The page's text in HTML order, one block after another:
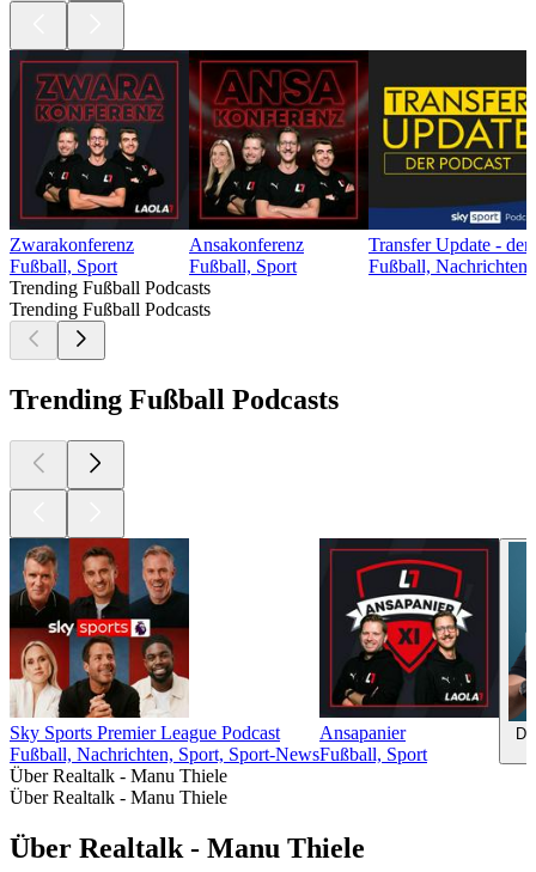
Zwarakonferenz
Fußball, Sport
Ansakonferenz
Fußball, Sport
Transfer Update - der
Fußball,
Trending Fußball Podcasts
Trending Fußball Podcasts
Trending Fußball Podcasts
Sky Sports Premier League Podcast
Fußball, Nachrichten, Sport, Sport-News
Ansapanier
Fußball, Sport
Über Realtalk - Manu Thiele
Über Realtalk - Manu Thiele
Über Realtalk - Manu Thiele